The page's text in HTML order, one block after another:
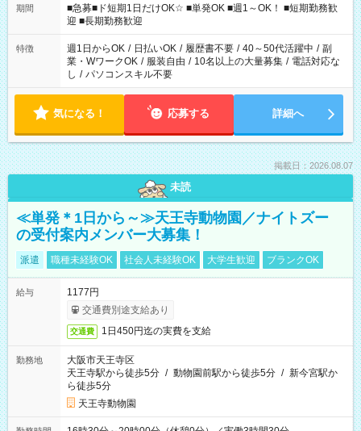
時/9-17時/9-18時/10-18時/11-21時/18-22時/20-翌4時/21-翌5
時/22-翌6時/0-翌8時 ご自身のご都合で選んで頂ける完全自由シ
フト！
期間
■急募■ド短期1日だけOK☆ ■単発OK ■週1～OK！ ■短期勤務歓
迎 ■長期勤務歓迎
特徴 週1日からOK / 日払いOK / 履歴書不要 / 40～50代活躍中 / 副
業・WワークOK / 服装自由 / 10名以上の大量募集 / 電話対応な
し / パソコンスキル不要
気になる！ 応募する 詳細へ
掲載日：2026.08.07
未読
≪単発＊1日から～≫天王寺動物園／ナイトズー
の受付案内メンバー大募集！
派遣 職種未経験OK 社会人未経験OK 大学生歓迎 ブランクOK
給与
1177円
交通費別途支給あり
交通費 1日450円迄の実費を支給
勤務地
大阪市天王寺区
天王寺駅から徒歩5分 / 動物園前駅から徒歩5分 / 新今宮駅か
ら徒歩5分
天王寺動物園